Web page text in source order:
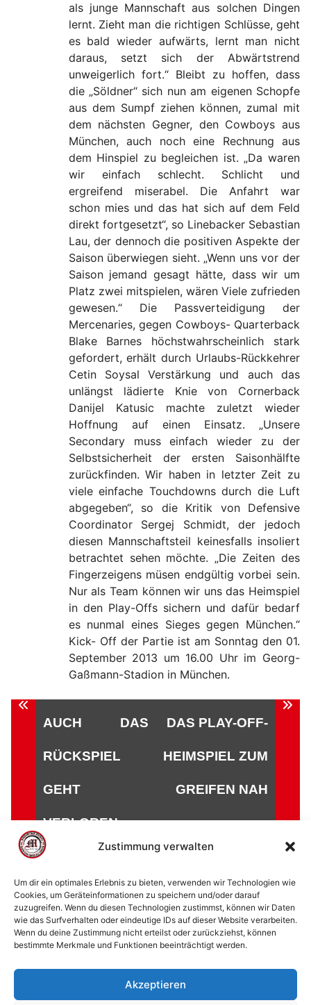
Zustimmung verwalten
Um dir ein optimales Erlebnis zu bieten, verwenden wir Technologien wie
Cookies, um Geräteinformationen zu speichern und/oder darauf
zuzugreifen. Wenn du diesen Technologien zustimmst, können wir Daten
wie das Surfverhalten oder eindeutige IDs auf dieser Website verarbeiten.
Wenn du deine Zustimmung nicht erteilst oder zurückziehst, können
bestimmte Merkmale und Funktionen beeinträchtigt werden.
Akzeptieren
als junge Mannschaft aus solchen Dingen
lernt. Zieht man die richtigen Schlüsse, geht
es bald wieder aufwärts, lernt man nicht
daraus, setzt sich der Abwärtstrend
unweigerlich fort.“ Bleibt zu hoffen, dass
die „Söldner“ sich nun am eigenen Schopfe
aus dem Sumpf ziehen können, zumal mit
dem nächsten Gegner, den Cowboys aus
München, auch noch eine Rechnung aus
dem Hinspiel zu begleichen ist. „Da waren
wir einfach schlecht. Schlicht und
ergreifend miserabel. Die Anfahrt war
schon mies und das hat sich auf dem Feld
direkt fortgesetzt“, so Linebacker Sebastian
Lau, der dennoch die positiven Aspekte der
Saison überwiegen sieht. „Wenn uns vor der
Saison jemand gesagt hätte, dass wir um
Platz zwei mitspielen, wären Viele zufrieden
gewesen.“ Die Passverteidigung der
Mercenaries, gegen Cowboys- Quarterback
Blake Barnes höchstwahrscheinlich stark
gefordert, erhält durch Urlaubs-Rückkehrer
Cetin Soysal Verstärkung und auch das
unlängst lädierte Knie von Cornerback
Danijel Katusic machte zuletzt wieder
Hoffnung auf einen Einsatz. „Unsere
Secondary muss einfach wieder zu der
Selbstsicherheit der ersten Saisonhälfte
zurückfinden. Wir haben in letzter Zeit zu
viele einfache Touchdowns durch die Luft
abgegeben“, so die Kritik von Defensive
Coordinator Sergej Schmidt, der jedoch
diesen Mannschaftsteil keinesfalls insoliert
betrachtet sehen möchte. „Die Zeiten des
Fingerzeigens müsen endgültig vorbei sein.
Nur als Team können wir uns das Heimspiel
in den Play-Offs sichern und dafür bedarf
es nunmal eines Sieges gegen München.“
Kick- Off der Partie ist am Sonntag den 01.
September 2013 um 16.00 Uhr im Georg-
Gaßmann-Stadion in München.
Beitragsnavigation
AUCH DAS
RÜCKSPIEL
GEHT
VERLOREN
DAS PLAY-OFF-
HEIMSPIEL ZUM
GREIFEN NAH
© 2002 - 2026 American Football Verein Marburg
Mercenaries e.V. |die Stadt Marburg|Impressum
Datenschutzerklärung|Cookie-Richtlinie (EU)
Kontakt